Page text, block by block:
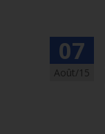
07
Août/15